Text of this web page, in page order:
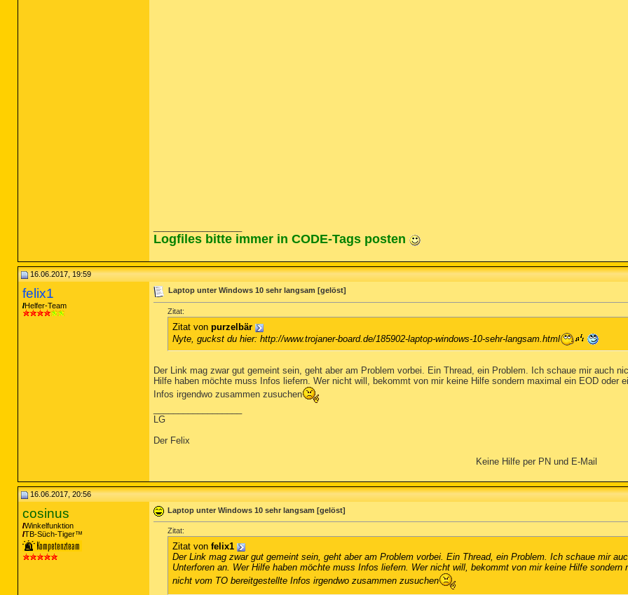
Logfiles bitte immer in CODE-Tags posten
16.06.2017, 19:59
felix1
Helfer-Team
Laptop unter Windows 10 sehr langsam [gelöst]
Zitat:
Zitat von purzelbär
Nyte, guckst du hier: http://www.trojaner-board.de/185902-laptop-windows-10-sehr-langsam.html
Der Link mag zwar gut gemeint sein, geht aber am Problem vorbei. Ein Thread, ein Problem. Ich schaue mir auch
Hilfe haben möchte muss Infos liefern. Wer nicht will, bekommt von mir keine Hilfe sondern maximal ein EOD
Infos irgendwo zusammen zusuchen
LG
Der Felix
Keine Hilfe per PN und E-Mail
16.06.2017, 20:56
cosinus
Winkelfunktion
TB-Süch-Tiger™
Laptop unter Windows 10 sehr langsam [gelöst]
Zitat:
Zitat von felix1
Der Link mag zwar gut gemeint sein, geht aber am Problem vorbei. Ein Thread, ein Problem. Ich schaue mir
Unterforen an. Wer Hilfe haben möchte muss Infos liefern. Wer nicht will, bekommt von mir keine Hilfe
nicht vom TO bereitgestellte Infos irgendwo zusammen zusuchen